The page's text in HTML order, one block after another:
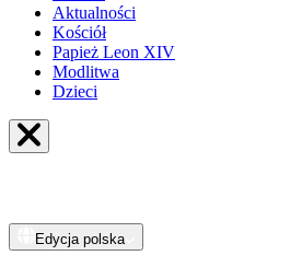
Aktualności
Kościół
Papież Leon XIV
Modlitwa
Dzieci
Edycja polska